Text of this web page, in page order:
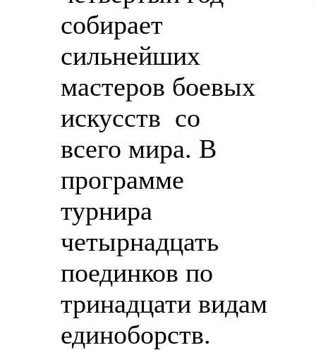
собирает
сильнейших
мастеров боевых
искусств со
всего мира. В
программе
турнира
четырнадцать
поединков по
тринадцати видам
единоборств.